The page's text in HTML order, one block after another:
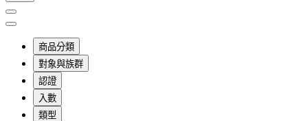
商品分類
對象與族群
認證
入數
類型